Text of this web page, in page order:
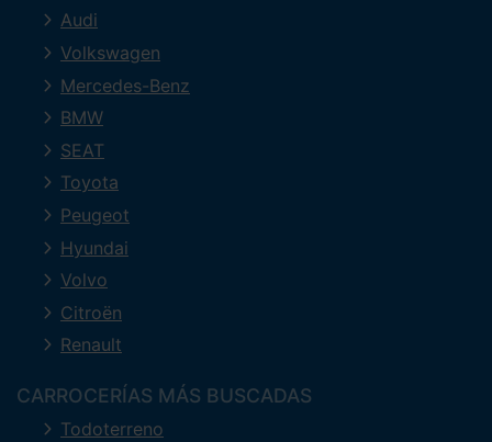
Audi
Volkswagen
Mercedes-Benz
BMW
SEAT
Toyota
Peugeot
Hyundai
Volvo
Citroën
Renault
CARROCERÍAS MÁS BUSCADAS
Todoterreno